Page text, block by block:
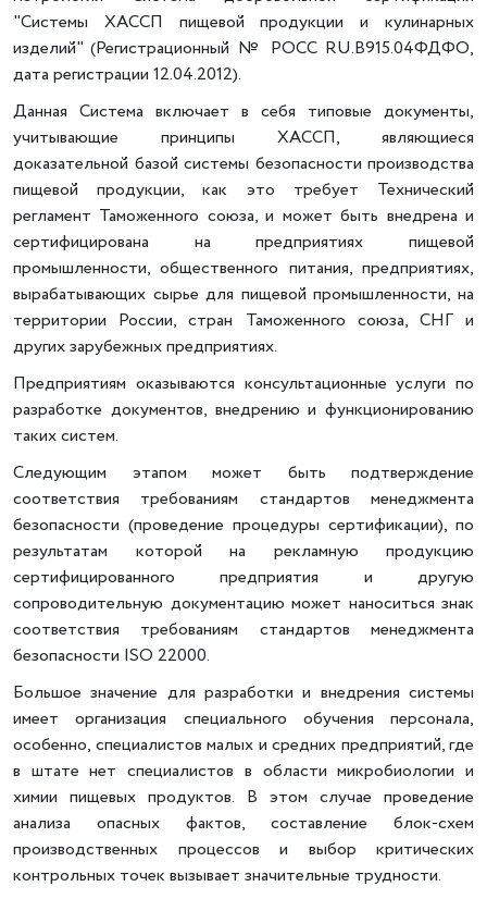
"Системы ХАССП пищевой продукции и кулинарных
изделий" (Регистрационный № РОСС RU.В915.04ФДФО,
дата регистрации 12.04.2012).
Данная Система включает в себя типовые документы,
учитывающие принципы ХАССП, являющиеся
доказательной базой системы безопасности производства
пищевой продукции, как это требует Технический
регламент Таможенного союза, и может быть внедрена и
сертифицирована на предприятиях пищевой
промышленности, общественного питания, предприятиях,
вырабатывающих сырье для пищевой промышленности, на
территории России, стран Таможенного союза, СНГ и
других зарубежных предприятиях.
Предприятиям оказываются консультационные услуги по
разработке документов, внедрению и функционированию
таких систем.
Следующим этапом может быть подтверждение
соответствия требованиям стандартов менеджмента
безопасности (проведение процедуры сертификации), по
результатам которой на рекламную продукцию
сертифицированного предприятия и другую
сопроводительную документацию может наноситься знак
соответствия требованиям стандартов менеджмента
безопасности ISO 22000.
Большое значение для разработки и внедрения системы
имеет организация специального обучения персонала,
особенно, специалистов малых и средних предприятий, где
в штате нет специалистов в области микробиологии и
химии пищевых продуктов. В этом случае проведение
анализа опасных фактов, составление блок-схем
производственных процессов и выбор критических
контрольных точек вызывает значительные трудности.